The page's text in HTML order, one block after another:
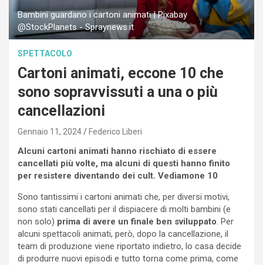
Bambini guardano i cartoni animati | Pixabay
@StockPlanets - Spraynews.it
SPETTACOLO
Cartoni animati, eccone 10 che
sono sopravvissuti a una o più
cancellazioni
Gennaio 11, 2024 Federico Liberi
Alcuni cartoni animati hanno rischiato di essere
cancellati più volte, ma alcuni di questi hanno finito
per resistere diventando dei cult. Vediamone 10
Sono tantissimi i cartoni animati che, per diversi motivi,
sono stati cancellati per il dispiacere di molti bambini (e
non solo) prima di avere un finale ben sviluppato. Per
alcuni spettacoli animati, però, dopo la cancellazione, il
team di produzione viene riportato indietro, lo casa decide
di produrre nuovi episodi e tutto torna come prima, come